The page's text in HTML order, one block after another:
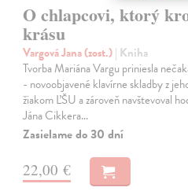
O chlapcovi, ktorý
krásu
Vargová Jana (zost.)| Kniha
Tvorba Mariána Vargu priniesla
- novoobjavené klavírne skladby z
žiakom ĽŠU a zároveň navštevoval
Jána Cikkera…
Zasielame do 30 dní
22,00 €